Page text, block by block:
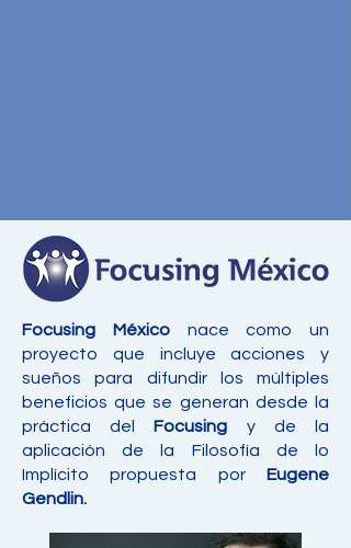
Focusing Méxiconace como un
proyecto que incluye acciones y
sueños para difundir los múltiples
beneficios que se generan desde la
práctica del Focusing y de la
aplicación de la Filosofía de lo
Implícito propuesta por Eugene
Gendlin.